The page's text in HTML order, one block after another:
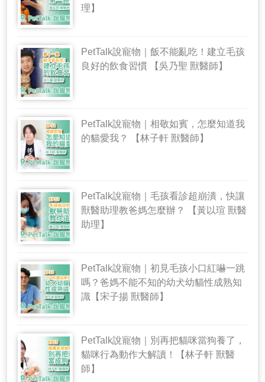
理】
PetTalk說寵物｜飯不能亂吃！建立毛孩
良好的飲食習慣 【吳乃聖 獸醫師】
PetTalk說寵物｜相敬如賓，怎麼知道我
的貓愛我？ 【林子軒 獸醫師】
PetTalk說寵物｜毛孩看診超崩潰，快讓
獸醫助理教爸媽怎麼辦？ 【黃以瑄 獸醫
助理】
PetTalk說寵物｜初見毛孩小口紅嚇一跳
嗎？爸媽不能不知的幼犬幼貓性成熟知
識【宋子揚 獸醫師】
PetTalk說寵物｜別再把貓咪當狗養了，
貓咪行為動作大解讀！【林子軒 獸醫
師】